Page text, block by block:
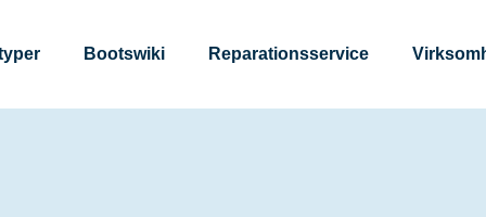
Bootswiki Reparationsservice